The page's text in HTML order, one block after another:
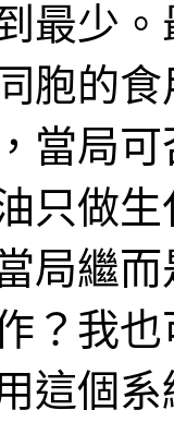
最少
胞的
當局
只做
局繼
？我
這個